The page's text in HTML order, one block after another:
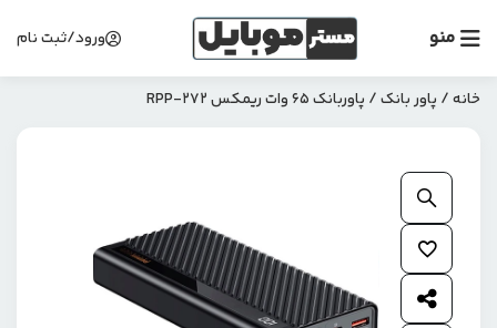
منو ورود/ثبت نام
خانه/ پاور بانک/ پاوربانک 65 وات ریمکس RPP-272
افزودن به علاقمندی ها
اشتراک گذاری محصول